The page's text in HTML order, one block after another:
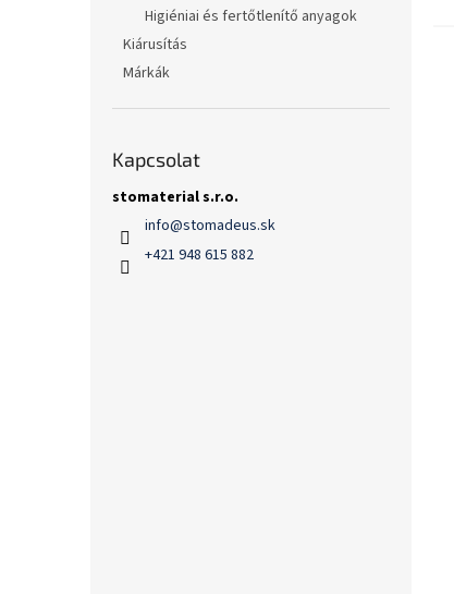
Higiéniai és fertőtlenítő anyagok
Kiárusítás
Márkák
Kapcsolat
stomaterial s.r.o.
info@stomadeus.sk
+421 948 615 882